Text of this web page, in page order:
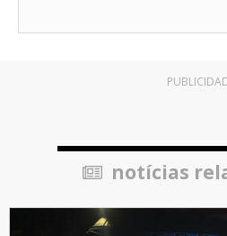
notícias